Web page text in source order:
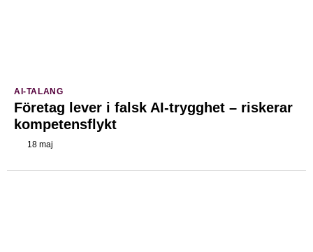
AI-TALANG
Företag lever i falsk AI-trygghet – riskerar
kompetensflykt
18 maj